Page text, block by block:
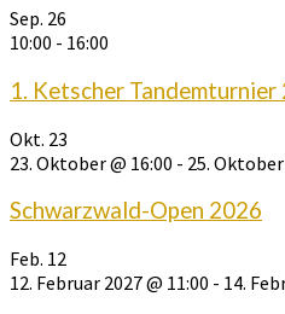
Sep. 26
10:00 - 16:00
1. Ketscher Tandemturnier
Okt. 23
23. Oktober @ 16:00 - 25. Oktober
Schwarzwald-Open 2026
Feb. 12
12. Februar 2027 @ 11:00 - 14.